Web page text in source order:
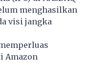
menghasilkan
visi jangka
Amazon